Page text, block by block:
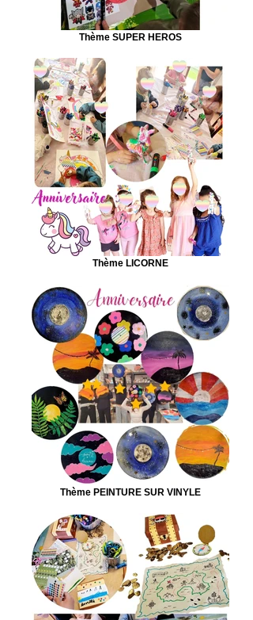
Thème SUPER HEROS
Thème LICORNE
Thème PEINTURE SUR VINYLE